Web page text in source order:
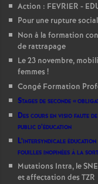
Action : FEVRIER -
Pour une rupture
Non à la formation
de rattrapage
Le 23 novembre,
femmes !
Congé Formation
Stages de seconde «
Des cours en visio faute
public d’éducation
L’intersyndicale
fouilles inopinées à la
Mutations Intra, le
et affectation des TZR